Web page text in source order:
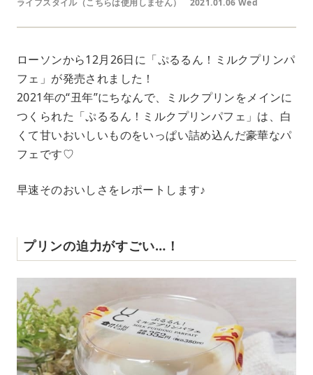
ローソンから12月26日に「ぷるるん！ミルクプリンパ
フェ」が発売されました！
2021年の“丑年”にちなんで、ミルクプリンをメインに
つくられた「ぷるるん！ミルクプリンパフェ」は、白
くて甘いおいしいものをいっぱい詰め込んだ豪華なパ
フェです♡
早速そのおいしさをレポートします♪
プリンの迫力がすごい…！